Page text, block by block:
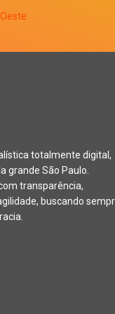
totalmente digital,
grande São Paulo.
transparência,
buscando